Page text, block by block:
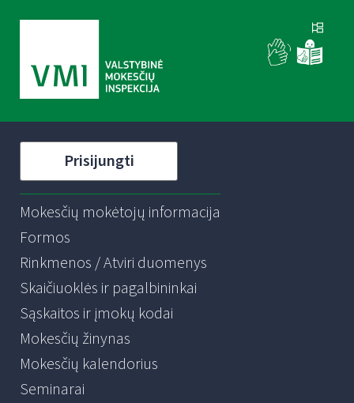
Prisijungti
Mokesčių mokėtojų informacija
Formos
Rinkmenos / Atviri duomenys
Skaičiuoklės ir pagalbininkai
Sąskaitos ir įmokų kodai
Mokesčių žinynas
Mokesčių kalendorius
Seminarai